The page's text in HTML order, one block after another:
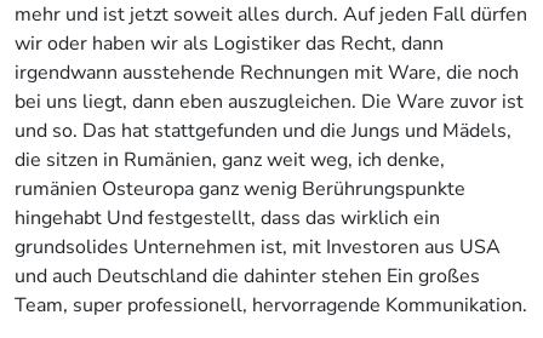
mehr und ist jetzt soweit alles durch. Auf jeden Fall dürfen
wir oder haben wir als Logistiker das Recht, dann
irgendwann ausstehende Rechnungen mit Ware, die noch
bei uns liegt, dann eben auszugleichen. Die Ware zuvor ist
und so. Das hat stattgefunden und die Jungs und Mädels,
die sitzen in Rumänien, ganz weit weg, ich denke,
rumänien Osteuropa ganz wenig Berührungspunkte
hingehabt Und festgestellt, dass das wirklich ein
grundsolides Unternehmen ist, mit Investoren aus USA
und auch Deutschland die dahinter stehen Ein großes
Team, super professionell, hervorragende Kommunikation.